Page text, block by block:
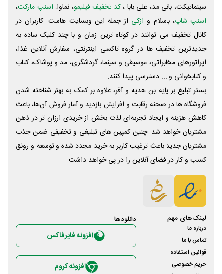
سینماتیکت، بانی مد، علی‌ بابا ،کد تخفیف فیلیمو، نماوا، اسنپ مارکت،
اسنپ شاپ، باسلام و ازکی از جمله این وبسایت ‌هاست. کاربران در
کانال تخفیف می توانند در کوتاه ترین زمان و با چند کلیک ساده به
جدیدترین تخفیف ها در گروه تاکسی اینترنتی، سفارش آنلاین غذا،
اپراتورهای مخابراتی، موسیقی و سینما، گردشگری، مد و پوشاک، کتاب
و کتابخوانی و ... دسترسی پیدا کنند.
بستر تبلیغ بر پایه بن هدیه و آفر، علاوه بر کمک به بهتر شناخته شدن
فروشگاه ها در صحنه رقابت و افزایش بازدید و آمار فروش آن‌ها، باعث
کاهش هزینه و ایجاد تجربه‌ای لذت بخش از خریدی ارزان تر در ذهن
مشتریان خواهد شد. چنین کمپین های تبلیغی و تخفیفی ضمن جذب
مشتریان جدید باعث ترغیب کاربر به خرید مجدد شده و توسعه و رونق
کسب و کار در فضای آنلاین را در پی خواهد داشت.
لینک‌های مهم
درباره ما
تماس با ما
قوانین استفاده
حریم خصوصی
دانلود‌ها
افزونه فایرفاکس
افزونه کروم